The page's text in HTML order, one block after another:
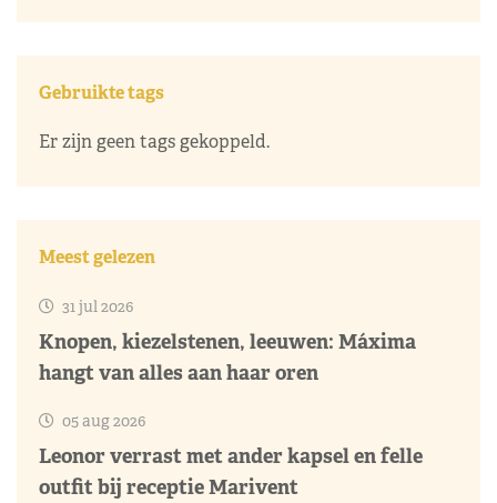
Gebruikte tags
Er zijn geen tags gekoppeld.
Meest gelezen
31 jul 2026
Knopen, kiezelstenen, leeuwen: Máxima
hangt van alles aan haar oren
05 aug 2026
Leonor verrast met ander kapsel en felle
outfit bij receptie Marivent